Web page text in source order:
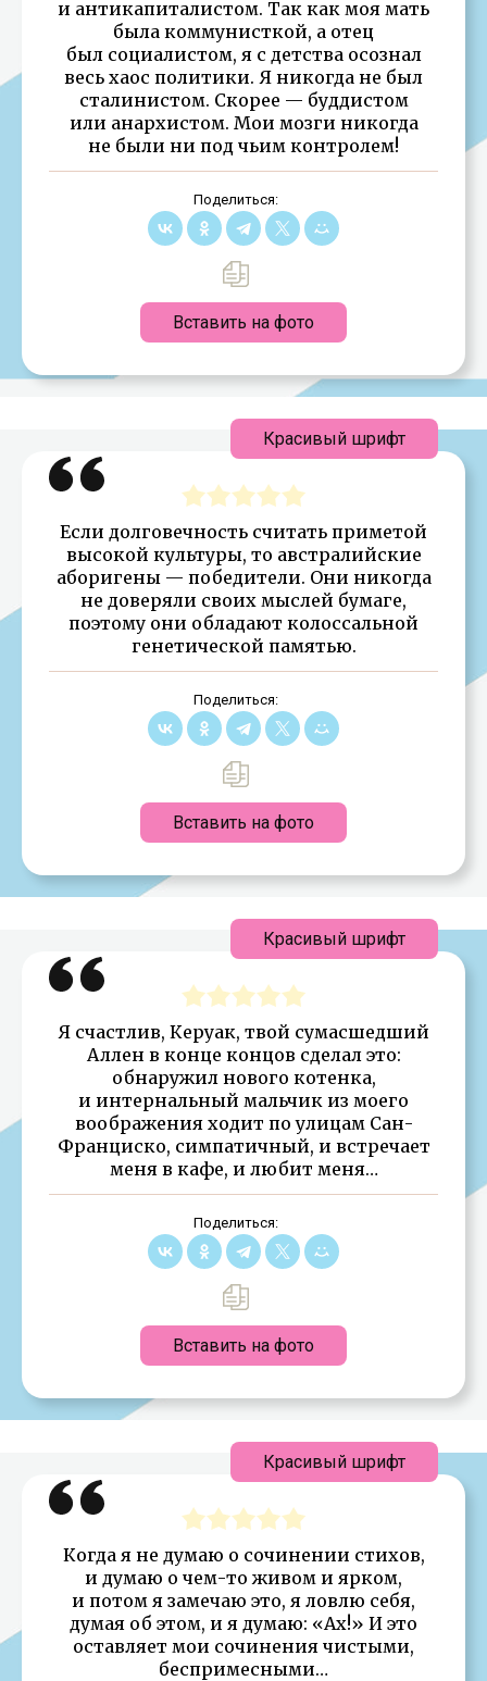
и антикапиталистом. Так как моя мать
была коммунисткой, а отец
был социалистом, я с детства осознал
весь хаос политики. Я никогда не был
сталинистом. Скорее — буддистом
или анархистом. Мои мозги никогда
не были ни под чьим контролем!
Поделиться:
Вставить на фото
Если долговечность считать приметой
высокой культуры, то австралийские
аборигены — победители. Они никогда
не доверяли своих мыслей бумаге,
поэтому они обладают колоссальной
генетической памятью.
Поделиться:
Вставить на фото
Красивый шрифт
Я счастлив, Керуак, твой сумасшедший
Аллен в конце концов сделал это:
обнаружил нового котенка,
и интернальный мальчик из моего
воображения ходит по улицам Сан-
Франциско, симпатичный, и встречает
меня в кафе, и любит меня…
Поделиться:
Вставить на фото
Красивый шрифт
Когда я не думаю о сочинении стихов,
и думаю о чем-то живом и ярком,
и потом я замечаю это, я ловлю себя,
думая об этом, и я думаю: «Ах!» И это
оставляет мои сочинения чистыми,
беспримесными…
Красивый шрифт